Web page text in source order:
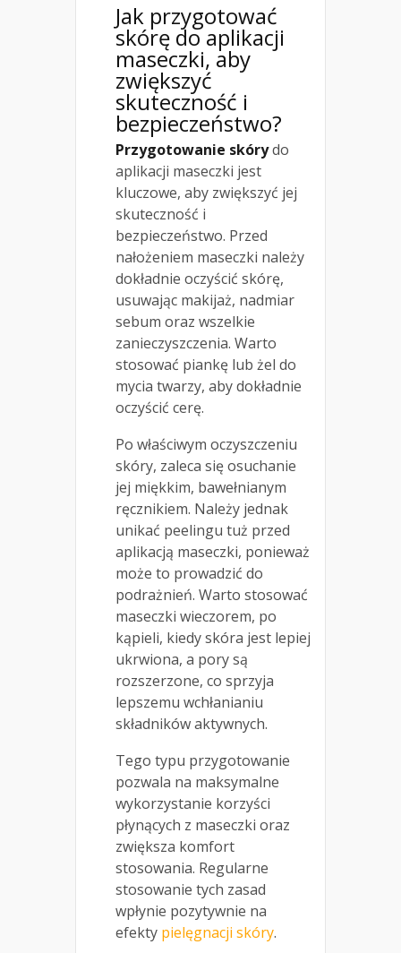
Jak przygotować
skórę do aplikacji
maseczki, aby
zwiększyć
skuteczność i
bezpieczeństwo?
Przygotowanie skórydo
aplikacji maseczki jest
kluczowe, aby zwiększyć jej
skuteczność i
bezpieczeństwo. Przed
nałożeniem maseczki należy
dokładnie oczyścić skórę,
usuwając makijaż, nadmiar
sebum oraz wszelkie
zanieczyszczenia. Warto
stosować piankę lub żel do
mycia twarzy, aby dokładnie
oczyścić cerę.
Po właściwym oczyszczeniu
skóry, zaleca się osuchanie
jej miękkim, bawełnianym
ręcznikiem. Należy jednak
unikać peelingu tuż przed
aplikacją maseczki, ponieważ
może to prowadzić do
podrażnień. Warto stosować
maseczki wieczorem, po
kąpieli, kiedy skóra jest lepiej
ukrwiona, a pory są
rozszerzone, co sprzyja
lepszemu wchłanianiu
składników aktywnych.
Tego typu przygotowanie
pozwala na maksymalne
wykorzystanie korzyści
płynących z maseczki oraz
zwiększa komfort
stosowania. Regularne
stosowanie tych zasad
wpłynie pozytywnie na
efekty pielęgnacji skóry.